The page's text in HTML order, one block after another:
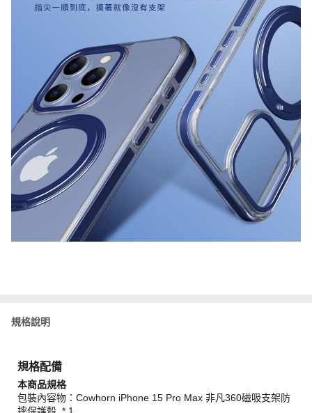
規格說明
規格配備
本商品規格
包裝內容物：Cowhorn iPhone 15 Pro Max 非凡360磁吸支架防